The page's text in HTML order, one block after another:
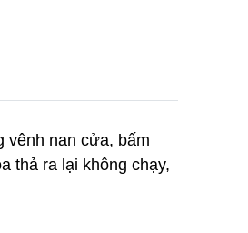
vênh nan cửa, bấm
thả ra lại không chạy,